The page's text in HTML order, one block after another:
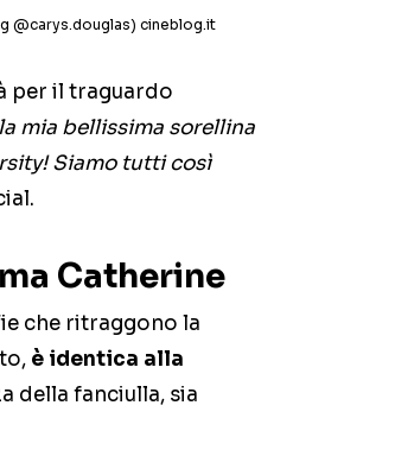
@carys.douglas) cineblog.it
per il traguardo
mia bellissima sorellina
Siamo tutti così
Catherine
che ritraggono la
è identica alla
della fanciulla, sia